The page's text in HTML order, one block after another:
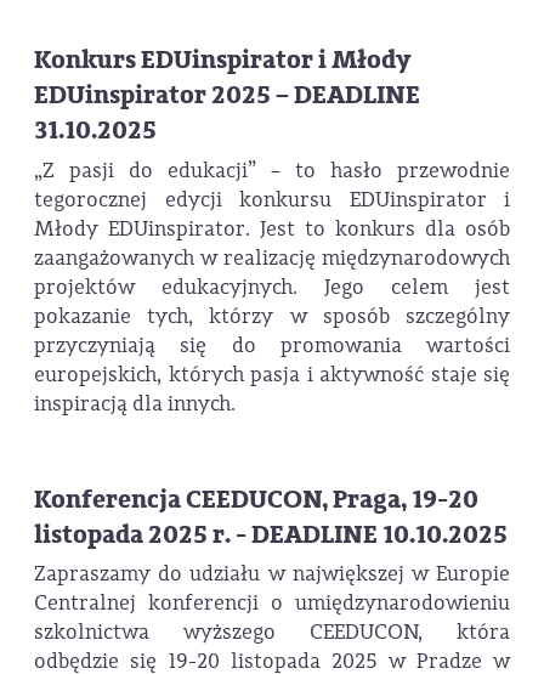
Konkurs EDUinspirator i Młody
EDUinspirator 2025 – DEADLINE
31.10.2025
„Z pasji do edukacji” – to hasło przewodnie
tegorocznej edycji konkursu EDUinspirator i
Młody EDUinspirator. Jest to konkurs dla osób
zaangażowanych w realizację międzynarodowych
projektów edukacyjnych. Jego celem jest
pokazanie tych, którzy w sposób szczególny
przyczyniają się do promowania wartości
europejskich, których pasja i aktywność staje się
inspiracją dla innych.
Konferencja CEEDUCON, Praga, 19-20
listopada 2025 r. - DEADLINE 10.10.2025
Zapraszamy do udziału w największej w Europie
Centralnej konferencji o umiędzynarodowieniu
szkolnictwa wyższego CEEDUCON, która
odbędzie się 19-20 listopada 2025 w Pradze w